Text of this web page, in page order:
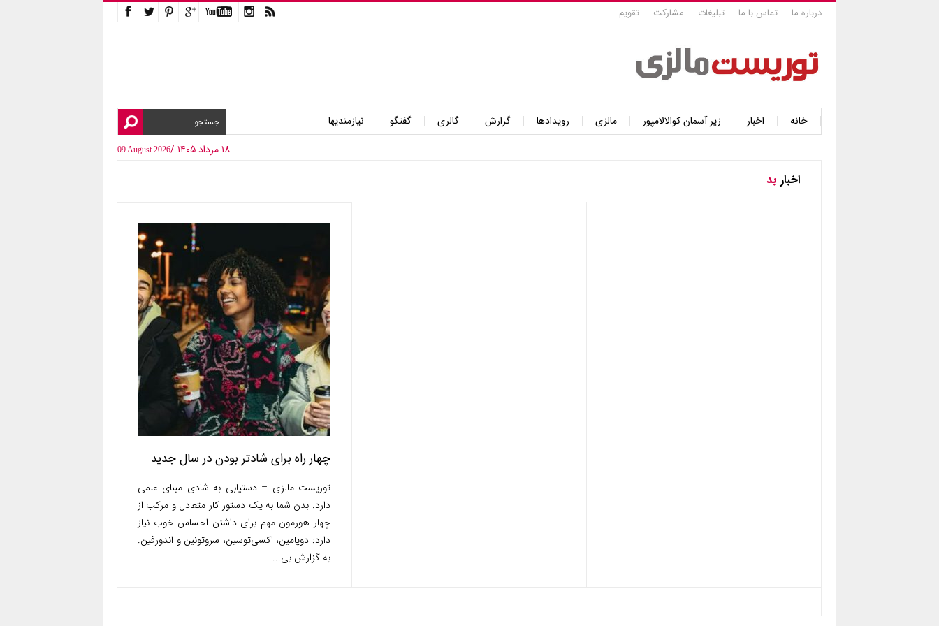
درباره ما تماس با ما تبلیغات مشارکت تقویم
خانه اخبار زیر آسمان کوالالامپور مالزی رویدادها گزارش گالری گفتگو
نیازمندیها
۱۸ مرداد ۱۴۰۵ /
09 August 2026
اخبار بد
چهار راه برای شادتر بودن در سال جدید
توریست مالزی – دستیابی به شادی مبنای علمی
دارد. بدن شما به یک دستور‌ کار متعادل و مرکب از
چهار هورمون مهم برای داشتن احساس خوب نیاز
دارد: دوپامین، اکسی‌توسین، سروتونین و اندورفین.
به گزارش بی...